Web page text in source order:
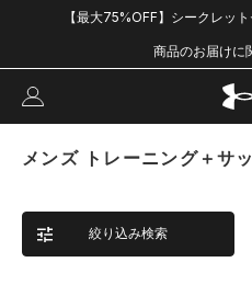
【最大75%OFF】シークレッ
商品のお届けに
メンズ トレーニング＋サ
絞り込み検索